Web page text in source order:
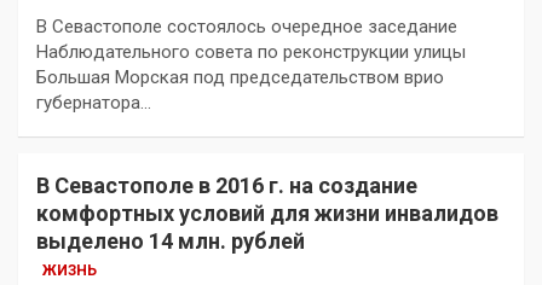
В Севастополе состоялось очередное заседание
Наблюдательного совета по реконструкции улицы
Большая Морская под председательством врио
губернатора…
В Севастополе в 2016 г. на создание
комфортных условий для жизни инвалидов
выделено 14 млн. рублей
ЖИЗНЬ